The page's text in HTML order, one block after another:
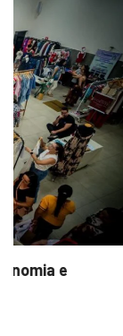
POLÍTICA
Itamar cobra